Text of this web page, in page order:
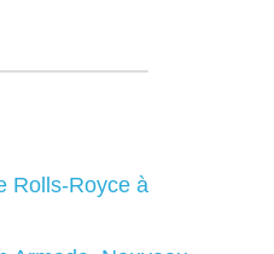
Rolls-Royce à